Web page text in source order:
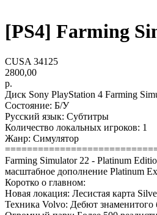
[PS4] Farming
CUSA 34125
2800,00
р.
Диск Sony PlayStation 4 Farming
Состояние: Б/У
Русский язык: Субтитры
Количество локальных игроков: 1
Жанр: Симулятор
Farming Simulator 22 - Platinum
масштабное дополнение Platinum
Коротко о главном:
Новая локация: Лесистая карта
Техника Volvo: Дебют